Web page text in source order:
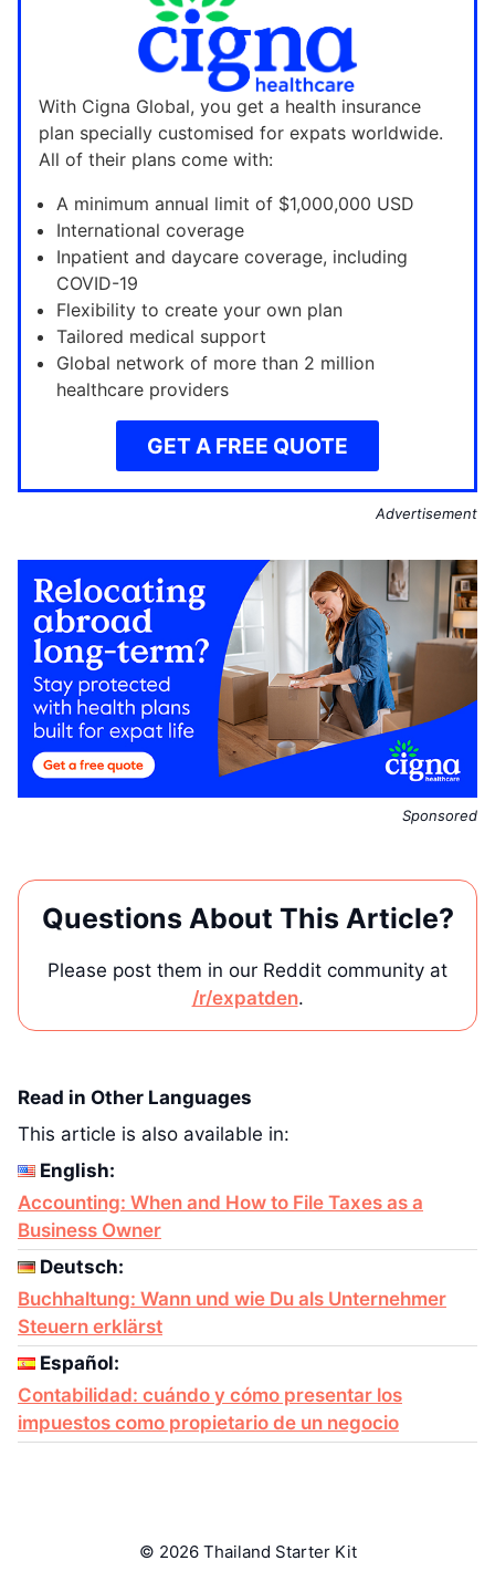
With Cigna Global, you get a health insurance
plan specially customised for expats worldwide.
All of their plans come with:
A minimum annual limit of $1,000,000 USD
International coverage
Inpatient and daycare coverage, including
COVID-19
Flexibility to create your own plan
Tailored medical support
Global network of more than 2 million
healthcare providers
GET A FREE QUOTE
Advertisement
Sponsored
Questions About This Article?
Please post them in our Reddit community at
/r/expatden.
Read in Other Languages
This article is also available in:
English:
Accounting: When and How to File Taxes as a
Business Owner
Deutsch:
Buchhaltung: Wann und wie Du als Unternehmer
Steuern erklärst
Español:
Contabilidad: cuándo y cómo presentar los
impuestos como propietario de un negocio
© 2026 Thailand Starter Kit